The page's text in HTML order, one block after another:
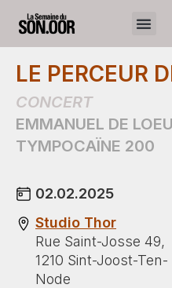
LE PERCEUR
CONCERT
EMMANUEL DE
TYMPOCAÏNE 200
02.02.2025
Studio Thor
Rue Saint-Josse 49,
1210 Sint-Joost-Ten-
Node